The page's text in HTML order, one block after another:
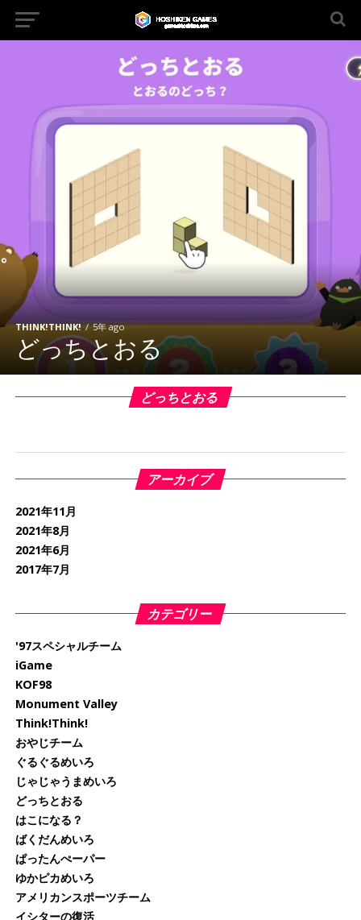
THINK!THINK! 5年 ago
どっちとおる
どっちとおる
アーカイブ
2021年11月
2021年8月
2021年6月
2017年7月
カテゴリー
'97スペシャルチーム
iGame
KOF98
Monument Valley
Think!Think!
おやじチーム
ぐるぐるめいろ
じゃじゃうまめいろ
どっちとおる
はこになる？
ばくだんめいろ
ぱったんぺーパー
ゆかピカめいろ
アメリカンスポーツチーム
イシターの復活